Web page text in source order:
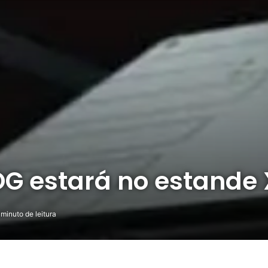
estará no estande
de leitura